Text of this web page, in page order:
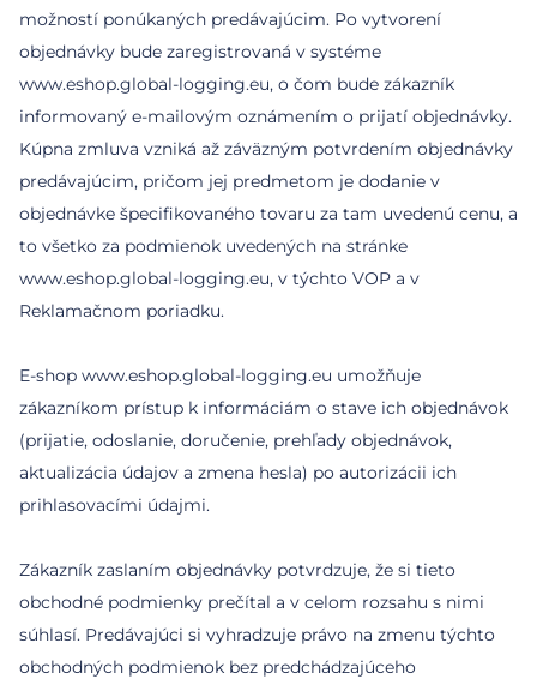
možností ponúkaných predávajúcim. Po vytvorení
objednávky bude zaregistrovaná v systéme
www.eshop.global-logging.eu, o čom bude zákazník
informovaný e-mailovým oznámením o prijatí objednávky.
Kúpna zmluva vzniká až záväzným potvrdením objednávky
predávajúcim, pričom jej predmetom je dodanie v
objednávke špecifikovaného tovaru za tam uvedenú cenu, a
to všetko za podmienok uvedených na stránke
www.eshop.global-logging.eu, v týchto VOP a v
Reklamačnom poriadku.
E-shop www.eshop.global-logging.eu umožňuje
zákazníkom prístup k informáciám o stave ich objednávok
(prijatie, odoslanie, doručenie, prehľady objednávok,
aktualizácia údajov a zmena hesla) po autorizácii ich
prihlasovacími údajmi.
Zákazník zaslaním objednávky potvrdzuje, že si tieto
obchodné podmienky prečítal a v celom rozsahu s nimi
súhlasí. Predávajúci si vyhradzuje právo na zmenu týchto
obchodných podmienok bez predchádzajúceho